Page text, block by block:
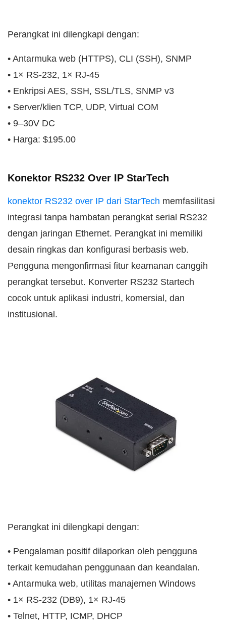
Perangkat ini dilengkapi dengan:
• Antarmuka web (HTTPS), CLI (SSH), SNMP
• 1× RS-232, 1× RJ-45
• Enkripsi AES, SSH, SSL/TLS, SNMP v3
• Server/klien TCP, UDP, Virtual COM
• 9–30V DC
• Harga: $195.00
Konektor RS232 Over IP StarTech
konektor RS232 over IP dari StarTech memfasilitasi
integrasi tanpa hambatan perangkat serial RS232
dengan jaringan Ethernet. Perangkat ini memiliki
desain ringkas dan konfigurasi berbasis web.
Pengguna mengonfirmasi fitur keamanan canggih
perangkat tersebut. Konverter RS232 Startech
cocok untuk aplikasi industri, komersial, dan
institusional.
Perangkat ini dilengkapi dengan:
• Pengalaman positif dilaporkan oleh pengguna
terkait kemudahan penggunaan dan keandalan.
• Antarmuka web, utilitas manajemen Windows
• 1× RS-232 (DB9), 1× RJ-45
• Telnet, HTTP, ICMP, DHCP